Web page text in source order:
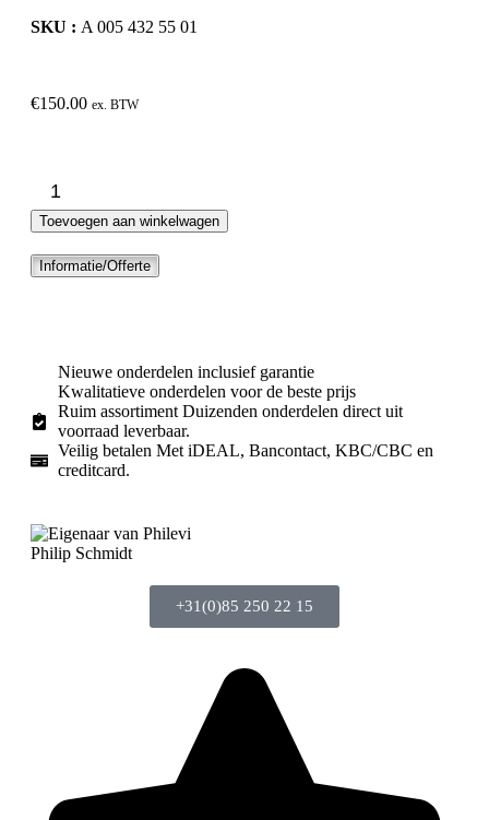
SKU : A 005 432 55 01
€150.00 ex. BTW
Toevoegen aan winkelwagen
Informatie/Offerte
Nieuwe onderdelen inclusief garantie
Kwalitatieve onderdelen voor de beste prijs
Ruim assortiment Duizenden onderdelen direct uit
voorraad leverbaar.
Veilig betalen Met iDEAL, Bancontact, KBC/CBC en
creditcard.
Philip Schmidt
+31(0)85 250 22 15